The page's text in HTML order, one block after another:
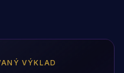
VÝKLAD